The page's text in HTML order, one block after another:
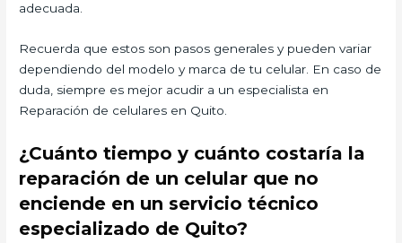
adecuada.
Recuerda que estos son pasos generales y pueden variar
dependiendo del modelo y marca de tu celular. En caso de
duda, siempre es mejor acudir a un especialista en
Reparación de celulares en Quito.
¿Cuánto tiempo y cuánto costaría la
reparación de un celular que no
enciende en un servicio técnico
especializado de Quito?